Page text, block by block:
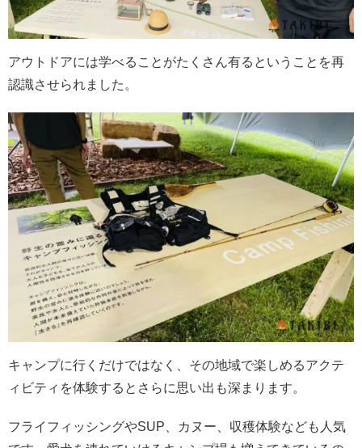
アウトドアには学べることがたくさん有るということを再
認識させられました。
キャンプに行くだけではなく、その地域で楽しめるアクテ
ィビティを体験するとさらに思い出も深まります。
フライフィッシングやSUP、カヌー、収穫体験なども人気